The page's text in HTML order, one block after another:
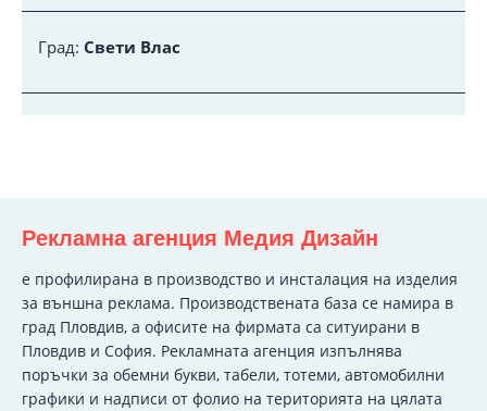
Град: Свети Влас
Рекламна агенция Медия Дизайн
e профилирана в производство и инсталация на изделия
за външна реклама. Производствената база се намира в
град Пловдив, а офисите на фирмата са ситуирани в
Пловдив и София. Рекламната агенция изпълнява
поръчки за обемни букви, табели, тотеми, автомобилни
графики и надписи от фолио на територията на цялата